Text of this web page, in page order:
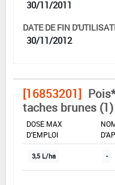
30/11/2011
DATE DE FIN
30/11/2012
[16853201]
taches brunes (1)
DOSE MAX
D'EMPLOI
3,5 L/ha -